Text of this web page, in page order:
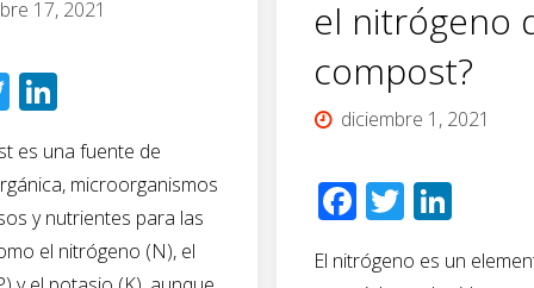
retener
el
macetas
con
suelo
y
17, 2021
T
tt
er
Li
k
e
dI
es una fuente de
microorganismos
y nutrientes para las
el nitrógeno (N), el
el nitrógeno
compost?
diciembre 1, 2021
F
e
T
tt k
El nitrógeno es un